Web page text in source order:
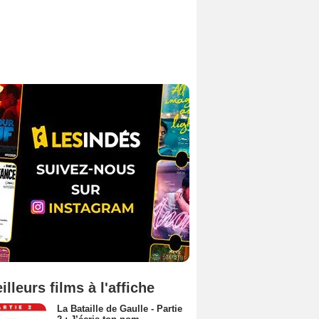
films à l'affiche
La Bataille de Gaulle - Partie